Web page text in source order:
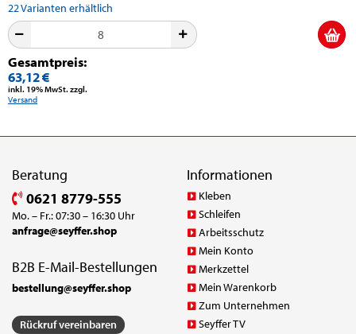
22Varianten erhältlich
Gesamtpreis:
63,12 €
inkl. 19% MwSt. zzgl.
Versand
Beratung
0621 8779-555
Mo. – Fr.: 07:30 – 16:30 Uhr
anfrage@seyffer.shop
B2B E-Mail-Bestellungen
bestellung@seyffer.shop
Rückruf vereinbaren
Informationen
Kleben
Schleifen
Arbeitsschutz
Mein Konto
Merkzettel
Mein Warenkorb
Zum Unternehmen
Seyffer TV